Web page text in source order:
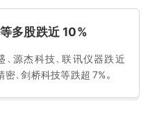
多股跌近 10%
、源杰科技、联讯仪器跌近
密、剑桥科技等跌超 7%。